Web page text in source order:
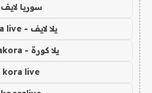
سوريا لايف
يلا لايف - yalla live
يلا كورة - yallakora
kora live